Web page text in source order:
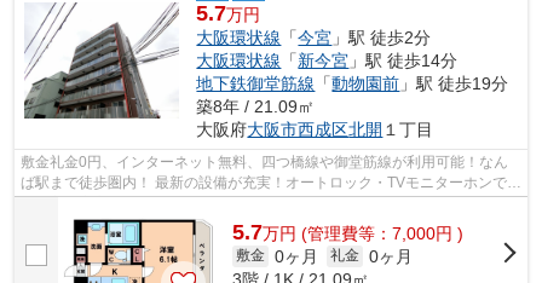
5.7万円
大阪環状線 「今宮 」駅 徒歩2分
大阪環状線 「新今宮 」駅 徒歩14分
地下鉄御堂筋線 「動物園前 」駅 徒歩19分
築8年 / 21.09㎡
大阪府大阪市西成区北開 １丁目
敷金礼金0円、インターネット無料、四つ橋線や御堂筋線が利用可能！なん
ば駅まで徒歩圏内！ 最新の設備が充実！オートロック・TVモニターホンで女
5.7万円 (管理費等：7,000円 )
敷金 0ヶ月 礼金 0ヶ月
3階 / 1K / 21.09㎡